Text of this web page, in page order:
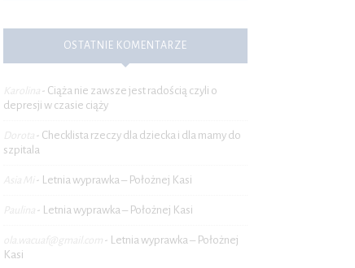
OSTATNIE KOMENTARZE
Karolina - Ciąża nie zawsze jest radością czyli o
depresji w czasie ciąży
Dorota - Checklista rzeczy dla dziecka i dla mamy do
szpitala
Asia Mi - Letnia wyprawka – Położnej Kasi
Paulina - Letnia wyprawka – Położnej Kasi
ola.wacuaf@gmail.com - Letnia wyprawka – Położnej
Kasi